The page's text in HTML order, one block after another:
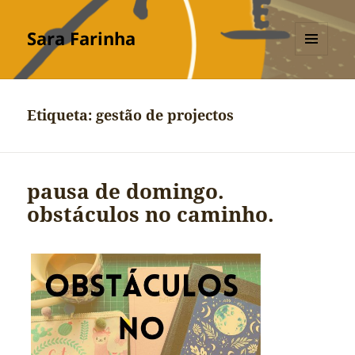
Sara Farinha
MENU
Etiqueta: gestão de projectos
pausa de domingo.
obstáculos no caminho.